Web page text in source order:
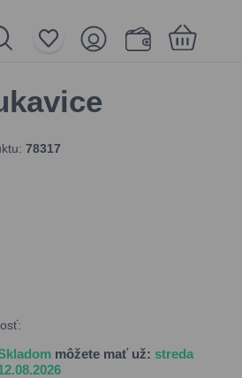
je prázdny
78317
môžete mať už: streda